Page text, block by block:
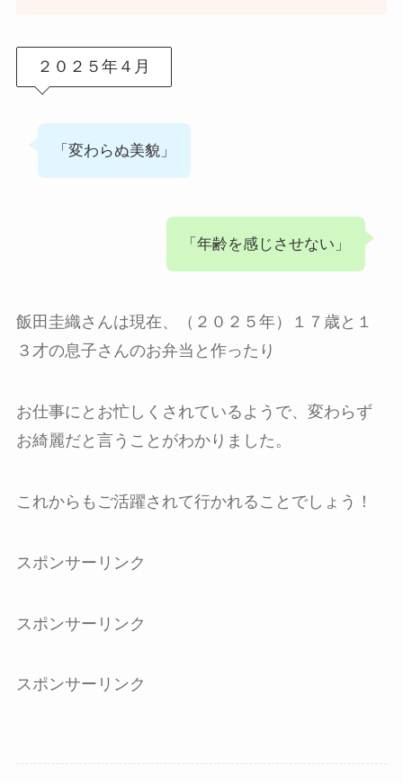
２０２５年４月
「変わらぬ美貌」
「年齢を感じさせない」
飯田圭織さんは現在、（２０２５年）１７歳と１
３才の息子さんのお弁当と作ったり
お仕事にとお忙しくされているようで、変わらず
お綺麗だと言うことがわかりました。
これからもご活躍されて行かれることでしょう！
スポンサーリンク
スポンサーリンク
スポンサーリンク